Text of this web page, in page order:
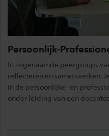
Persoonlijk-
In zogenaamde peergroups
reflecteren en samenwerken.
in de persoonlijke- en
onder leiding van een